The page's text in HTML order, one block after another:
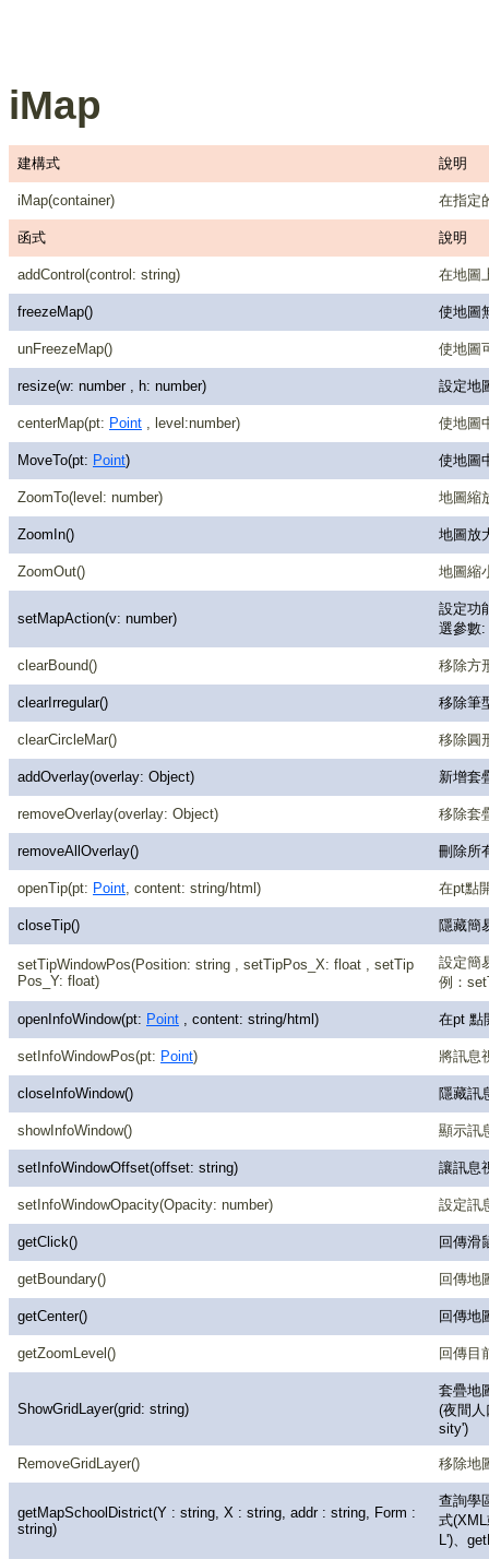
iMap
建構式 說明
iMap(container) 在指定
函式 說明
addControl(control: string) 在地圖
freezeMap() 使地圖
unFreezeMap() 使地圖
resize(w: number , h: number) 設定地
centerMap(pt: Point , level:number) 使地圖
MoveTo(pt: Point) 使地圖
ZoomTo(level: number) 地圖縮
ZoomIn() 地圖放
ZoomOut() 地圖縮
setMapAction(v: number)
設定功
選參數:
clearBound() 移除方
clearIrregular() 移除筆
clearCircleMar() 移除圓
addOverlay(overlay: Object) 新增套
removeOverlay(overlay: Object) 移除套
removeAllOverlay() 刪除所
openTip(pt: Point, content: string/html) 在pt點
closeTip() 隱藏簡
setTipWindowPos(Position: string , setTipPos_X: float , setTip
Pos_Y: float)
設定簡
例：
openInfoWindow(pt: Point , content: string/html) 在pt 點
setInfoWindowPos(pt: Point) 將訊息
closeInfoWindow() 隱藏訊
showInfoWindow() 顯示訊
setInfoWindowOffset(offset: string) 讓訊息
setInfoWindowOpacity(Opacity: number) 設定訊
getClick() 回傳滑
getBoundary() 回傳地
getCenter() 回傳地
getZoomLevel() 回傳目
ShowGridLayer(grid: string)
套疊地
(夜間
sity')
RemoveGridLayer() 移除地
getMapSchoolDistrict(Y : string, X : string, addr : string, Form :
string)
查詢學
式
L')、